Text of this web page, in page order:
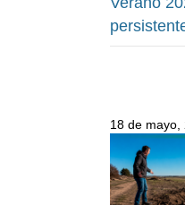
18 de mayo,